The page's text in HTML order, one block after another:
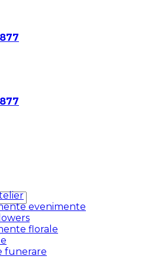
evenimente
florale
funerare